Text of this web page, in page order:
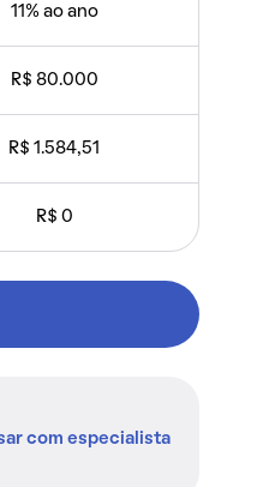
11% ao ano
R$ 80.000
R$ 1.584,51
R$ 0
com especialista